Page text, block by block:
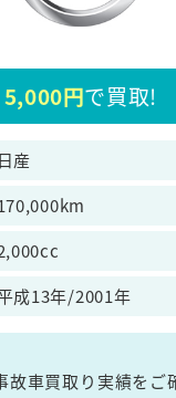
5,000円で買取!
日産
成13年/2001年
故車買取り実績をご